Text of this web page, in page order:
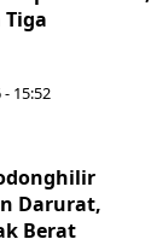
Tiga
15:52
Darurat,
Berat